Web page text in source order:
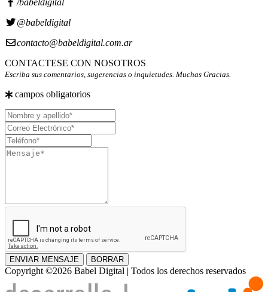
@babeldigital
contacto@babeldigital.com.ar
CONTACTESE CON NOSOTROS
Escriba sus comentarios, sugerencias o inquietudes. Muchas Gracias.
campos obligatorios
Nombre
y
apellido
Correo
Electrónico
Teléfono
Mensaje
ENVIAR MENSAJE BORRAR
Copyright ©2026 Babel Digital | Todos los derechos reservados